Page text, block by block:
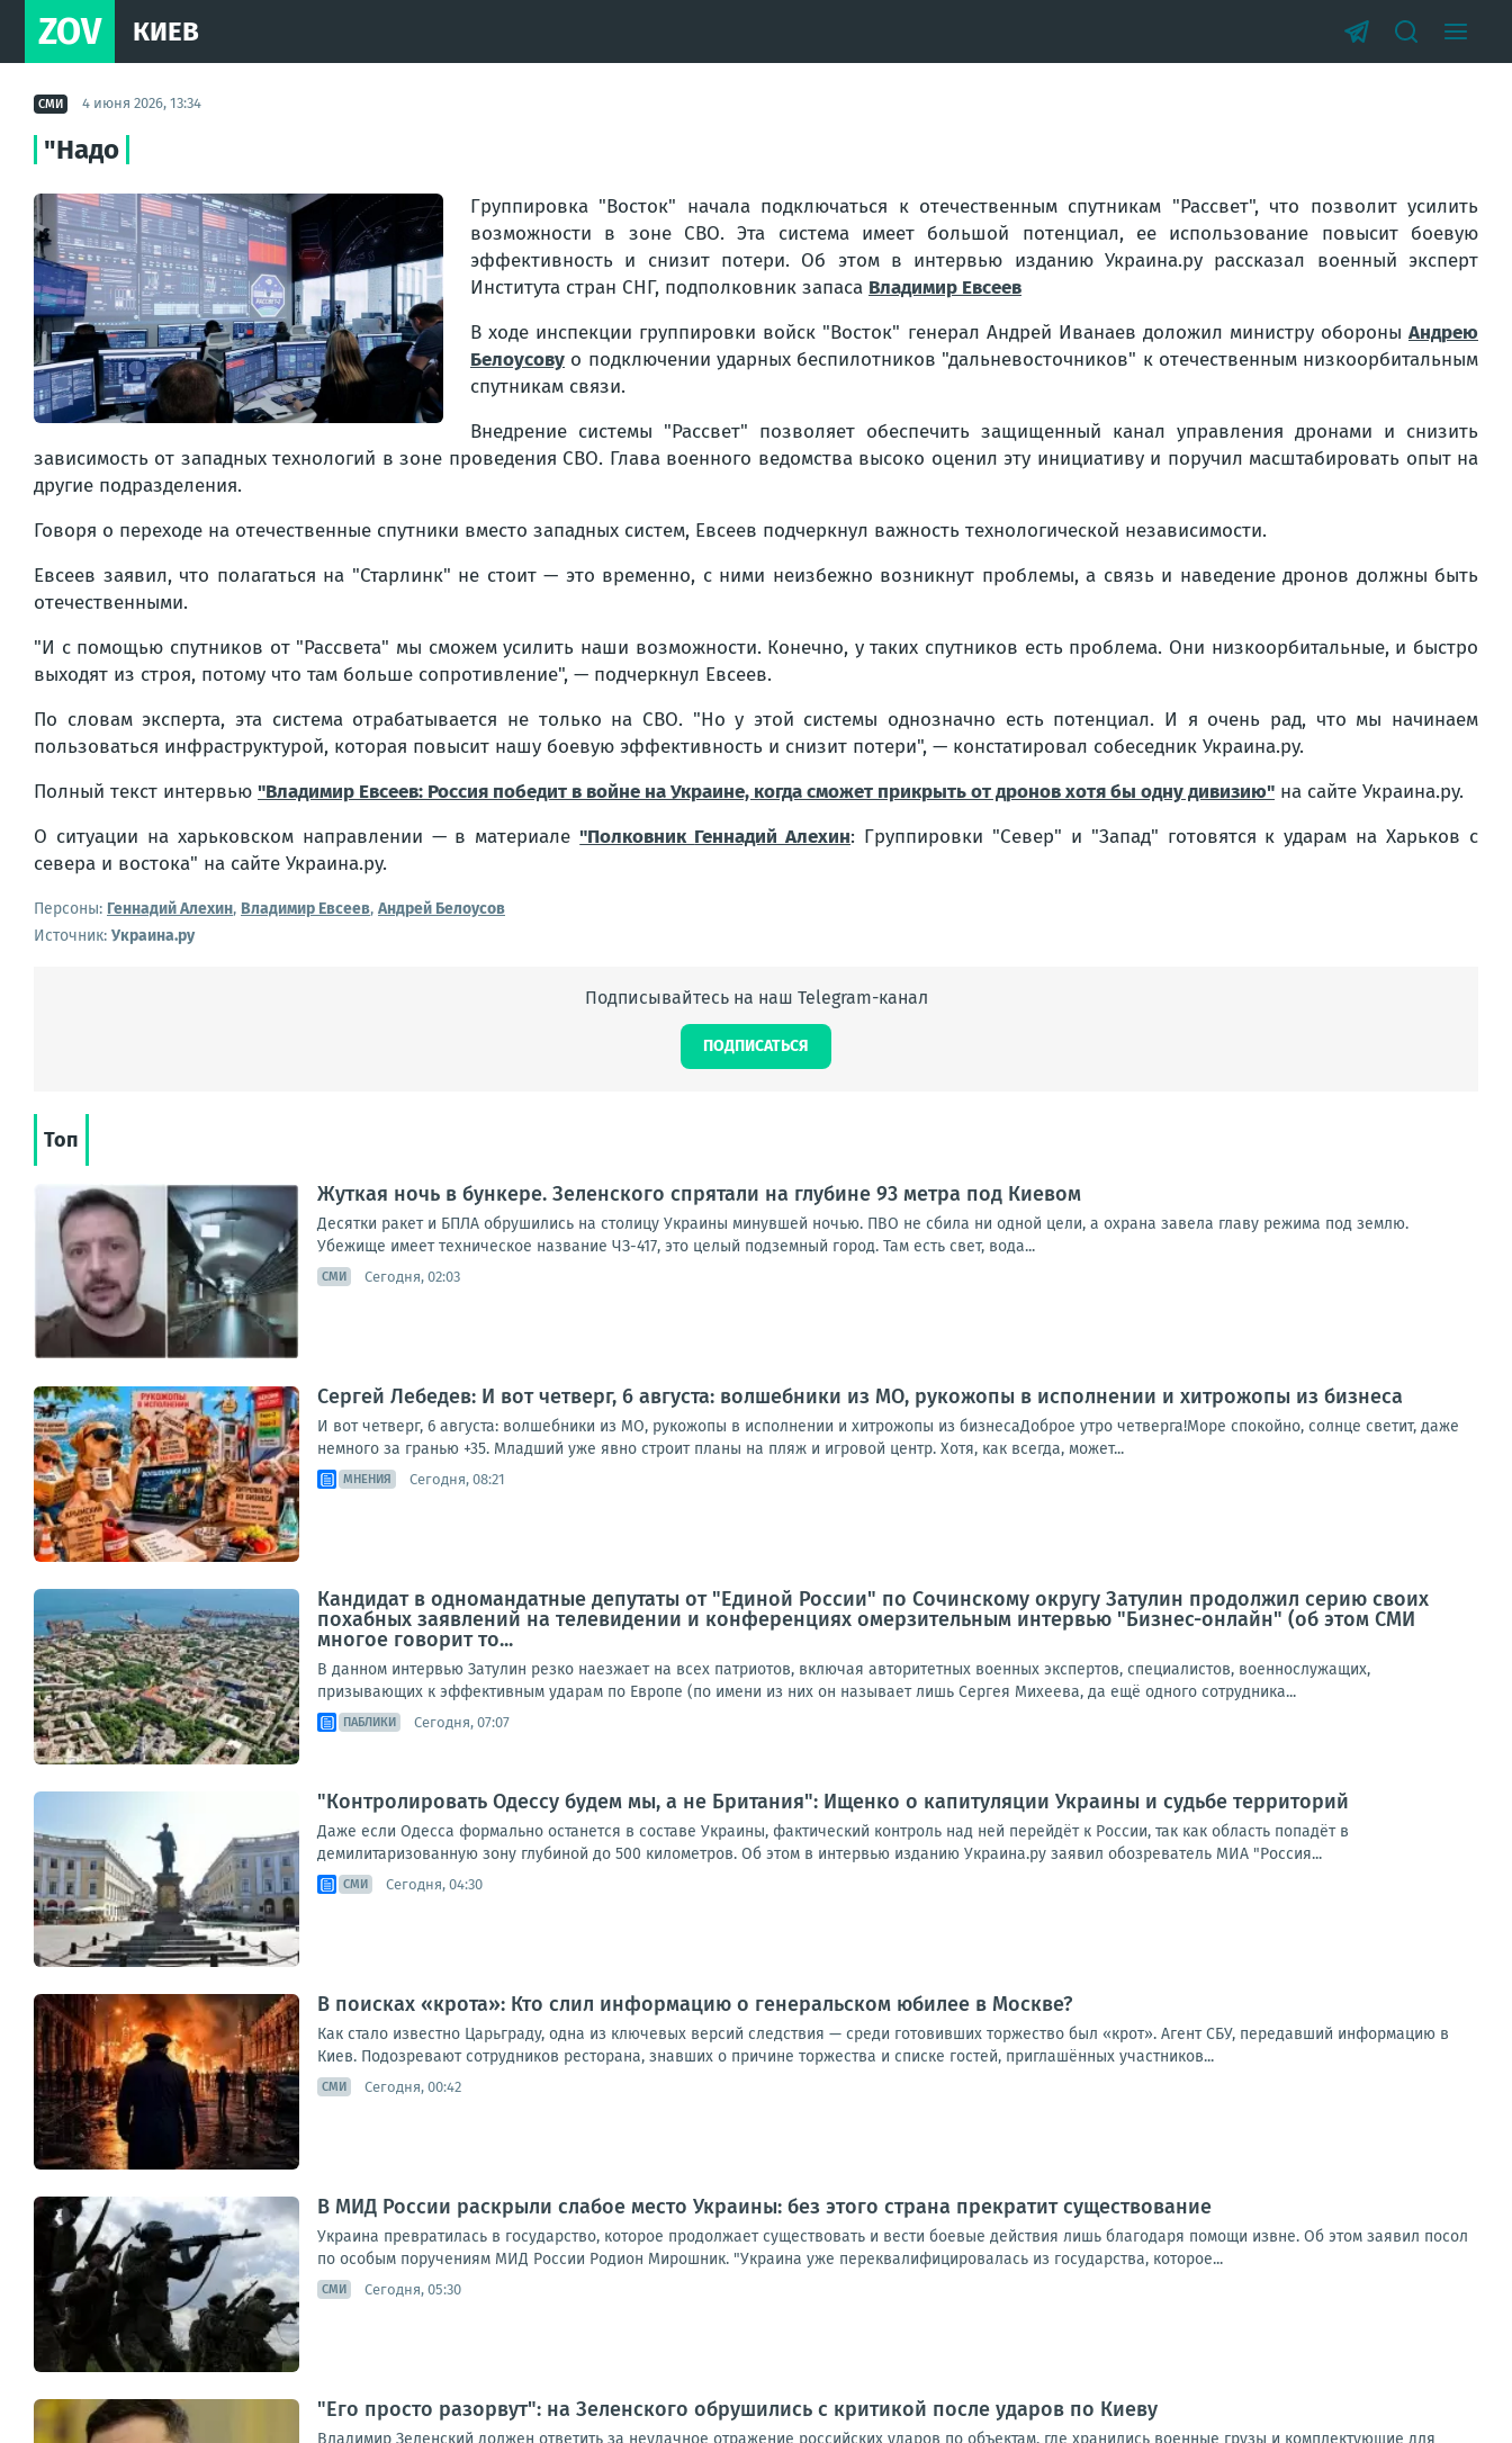
ZOV КИЕВ
СМИ 4 июня 2026, 13:34
"Надо
Группировка "Восток" начала подключаться к отечественным спутникам "Рассвет", что позволит усилить
возможности в зоне СВО. Эта система имеет большой потенциал, ее использование повысит боевую
эффективность и снизит потери. Об этом в интервью изданию Украина.ру рассказал военный эксперт
Института стран СНГ, подполковник запаса Владимир Евсеев
В ходе инспекции группировки войск "Восток" генерал Андрей Иванаев доложил министру обороны Андрею
Белоусову о подключении ударных беспилотников "дальневосточников" к отечественным низкоорбитальным
спутникам связи.
Внедрение системы "Рассвет" позволяет обеспечить защищенный канал управления дронами и снизить
зависимость от западных технологий в зоне проведения СВО. Глава военного ведомства высоко оценил эту инициативу и поручил масштабировать опыт на
другие подразделения.
Говоря о переходе на отечественные спутники вместо западных систем, Евсеев подчеркнул важность технологической независимости.
Евсеев заявил, что полагаться на "Старлинк" не стоит — это временно, с ними неизбежно возникнут проблемы, а связь и наведение дронов должны быть
отечественными.
"И с помощью спутников от "Рассвета" мы сможем усилить наши возможности. Конечно, у таких спутников есть проблема. Они низкоорбитальные, и быстро
выходят из строя, потому что там больше сопротивление", — подчеркнул Евсеев.
По словам эксперта, эта система отрабатывается не только на СВО. "Но у этой системы однозначно есть потенциал. И я очень рад, что мы начинаем
пользоваться инфраструктурой, которая повысит нашу боевую эффективность и снизит потери", — констатировал собеседник Украина.ру.
Полный текст интервью "Владимир Евсеев: Россия победит в войне на Украине, когда сможет прикрыть от дронов хотя бы одну дивизию" на сайте Украина.ру.
О ситуации на харьковском направлении — в материале"Полковник Геннадий Алехин: Группировки "Север" и "Запад" готовятся к ударам на Харьков с
севера и востока" на сайте Украина.ру.
Персоны: Геннадий Алехин, Владимир Евсеев, Андрей Белоусов
Источник: Украина.ру
Подписывайтесь на наш Telegram-канал
ПОДПИСАТЬСЯ
Топ
Жуткая ночь в бункере. Зеленского спрятали на глубине 93 метра под Киевом
Десятки ракет и БПЛА обрушились на столицу Украины минувшей ночью. ПВО не сбила ни одной цели, а охрана завела главу режима под землю.
Убежище имеет техническое название ЧЗ-417, это целый подземный город. Там есть свет, вода...
СМИ Сегодня, 02:03
Сергей Лебедев: И вот четверг, 6 августа: волшебники из МО, рукожопы в исполнении и хитрожопы из бизнеса
И вот четверг, 6 августа: волшебники из МО, рукожопы в исполнении и хитрожопы из бизнесаДоброе утро четверга!Море спокойно, солнце светит, даже
немного за гранью +35. Младший уже явно строит планы на пляж и игровой центр. Хотя, как всегда, может...
МНЕНИЯ Сегодня, 08:21
Кандидат в одномандатные депутаты от "Единой России" по Сочинскому округу Затулин продолжил серию своих
похабных заявлений на телевидении и конференциях омерзительным интервью "Бизнес-онлайн" (об этом СМИ
многое говорит то...
В данном интервью Затулин резко наезжает на всех патриотов, включая авторитетных военных экспертов, специалистов, военнослужащих,
призывающих к эффективным ударам по Европе (по имени из них он называет лишь Сергея Михеева, да ещё одного сотрудника...
ПАБЛИКИ Сегодня, 07:07
"Контролировать Одессу будем мы, а не Британия": Ищенко о капитуляции Украины и судьбе территорий
Даже если Одесса формально останется в составе Украины, фактический контроль над ней перейдёт к России, так как область попадёт в
демилитаризованную зону глубиной до 500 километров. Об этом в интервью изданию Украина.ру заявил обозреватель МИА "Россия...
СМИ Сегодня, 04:30
В поисках «крота»: Кто слил информацию о генеральском юбилее в Москве?
Как стало известно Царьграду, одна из ключевых версий следствия — среди готовивших торжество был «крот». Агент СБУ, передавший информацию в
Киев. Подозревают сотрудников ресторана, знавших о причине торжества и списке гостей, приглашённых участников...
СМИ Сегодня, 00:42
В МИД России раскрыли слабое место Украины: без этого страна прекратит существование
Украина превратилась в государство, которое продолжает существовать и вести боевые действия лишь благодаря помощи извне. Об этом заявил посол
по особым поручениям МИД России Родион Мирошник. "Украина уже переквалифицировалась из государства, которое...
СМИ Сегодня, 05:30
"Его просто разорвут": на Зеленского обрушились с критикой после ударов по Киеву
Владимир Зеленский должен ответить за неудачное отражение российских ударов по объектам, где хранились военные грузы и комплектующие для